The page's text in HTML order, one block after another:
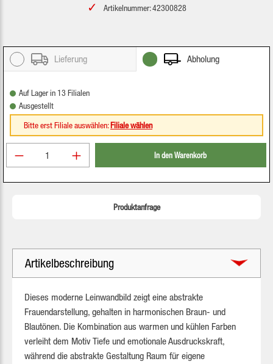
Artikelnummer: 42300828
Lieferung Abholung
Auf Lager in 13 Filialen
Ausgestellt
Bitte erst Filiale auswählen:Filiale wählen
Produkt Anzahl: Gib den gewünschten Wert ein
In den Warenkorb
Produktanfrage
Artikelbeschreibung
Dieses moderne Leinwandbild zeigt eine abstrakte
Frauendarstellung, gehalten in harmonischen Braun- und
Blautönen. Die Kombination aus warmen und kühlen Farben
verleiht dem Motiv Tiefe und emotionale Ausdruckskraft,
während die abstrakte Gestaltung Raum für eigene